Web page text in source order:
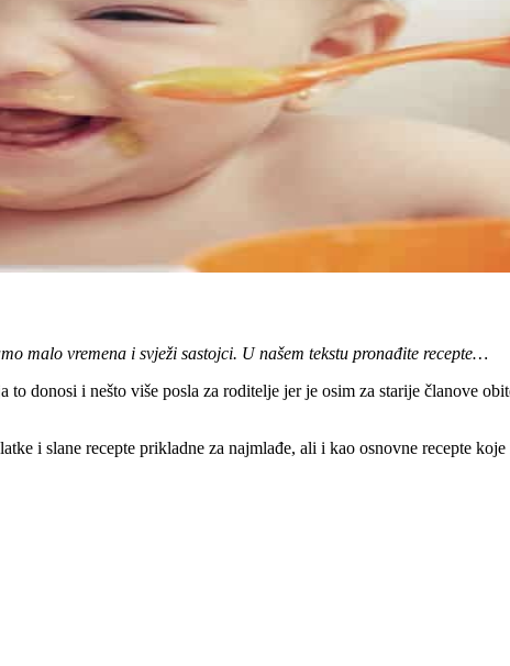
malo vremena i svježi sastojci. U našem tekstu pronađite recepte…
donosi i nešto više posla za roditelje jer je osim za starije članove
i slane recepte prikladne za najmlađe, ali i kao osnovne recepte